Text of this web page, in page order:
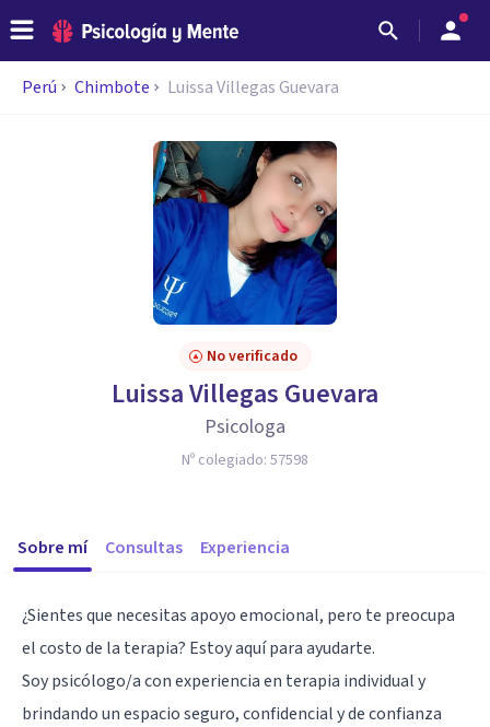
Perú Chimbote Luissa Villegas Guevara
No verificado
Luissa Villegas Guevara
Psicologa
Nº colegiado: 57598
Sobre mí Consultas Experiencia
¿Sientes que necesitas apoyo emocional, pero te preocupa
el costo de la terapia? Estoy aquí para ayudarte.
Soy psicólogo/a con experiencia en terapia individual y
brindando un espacio seguro, confidencial y de confianza